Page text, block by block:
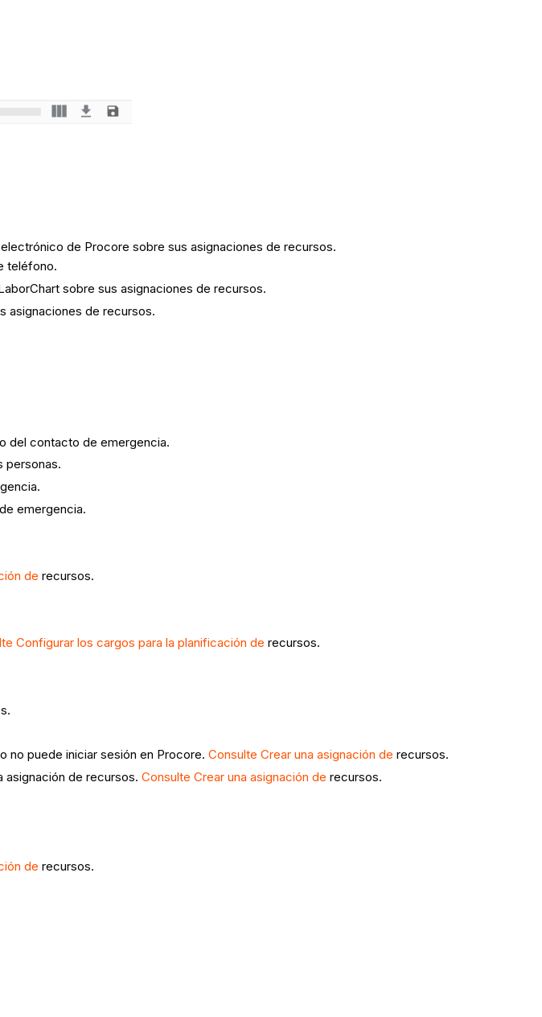
de Procore sobre sus asignaciones de recursos.
teléfono.
sobre sus asignaciones de recursos.
asignaciones de recursos.
del contacto de emergencia.
personas.
emergencia.
de recursos.
Configurar los cargos para la planificación de recursos.
no puede iniciar sesión en Procore.Consulte Crear una asignación de recursos.
asignación de recursos.Consulte Crear una asignación de recursos.
de recursos.